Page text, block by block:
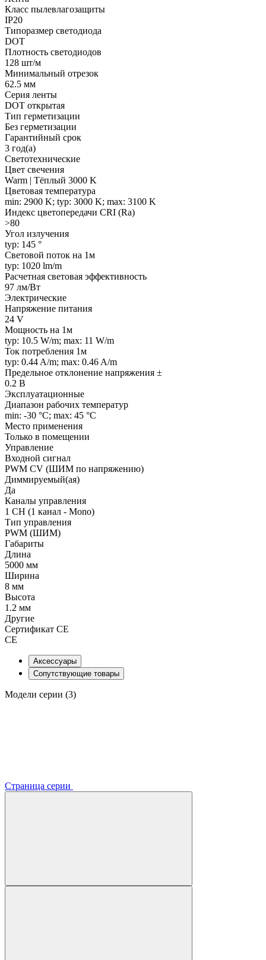
Класс пылевлагозащиты
IP20
Типоразмер светодиода
DOT
Плотность светодиодов
128 шт/м
Минимальный отрезок
62.5 мм
Серия ленты
DOT открытая
Тип герметизации
Без герметизации
Гарантийный срок
3 год(а)
Светотехнические
Цвет свечения
Warm | Тёплый 3000 K
Цветовая температура
min: 2900 K; typ: 3000 K; max: 3100 K
Индекс цветопередачи CRI (Ra)
>80
Угол излучения
typ: 145 °
Световой поток на 1м
typ: 1020 lm/m
Расчетная световая эффективность
97 лм/Вт
Электрические
Напряжение питания
24 V
Мощность на 1м
typ: 10.5 W/m; max: 11 W/m
Ток потребления 1м
typ: 0.44 A/m; max: 0.46 A/m
Предельное отклонение напряжения ±
0.2 В
Эксплуатационные
Диапазон рабочих температур
min: -30 °C; max: 45 °C
Место применения
Только в помещении
Управление
Входной сигнал
PWM СV (ШИМ по напряжению)
Диммируемый(ая)
Да
Каналы управления
1 CH (1 канал - Mono)
Тип управления
PWM (ШИМ)
Габариты
Длина
5000 мм
Ширина
8 мм
Высота
1.2 мм
Другие
Сертификат CE
CE
Аксессуары
Сопутствующие товары
Модели серии (3)
Страница серии